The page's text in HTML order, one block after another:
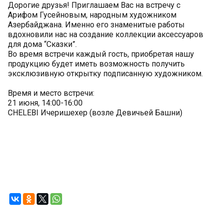
Дорогие друзья! Приглашаем Вас на встречу с
Арифом Гусейновым, народным художником
Азербайджана. Именно его знаменитые работы
вдохновили нас на создание коллекции аксессуаров
для дома “Сказки”.
Во время встречи каждый гость, приобретая нашу
продукцию будет иметь возможность получить
эксклюзивную открытку подписанную художником.
Время и место встречи:
21 июня, 14:00-16:00
CHELEBI Ичеришехер (возле Девичьей Башни)